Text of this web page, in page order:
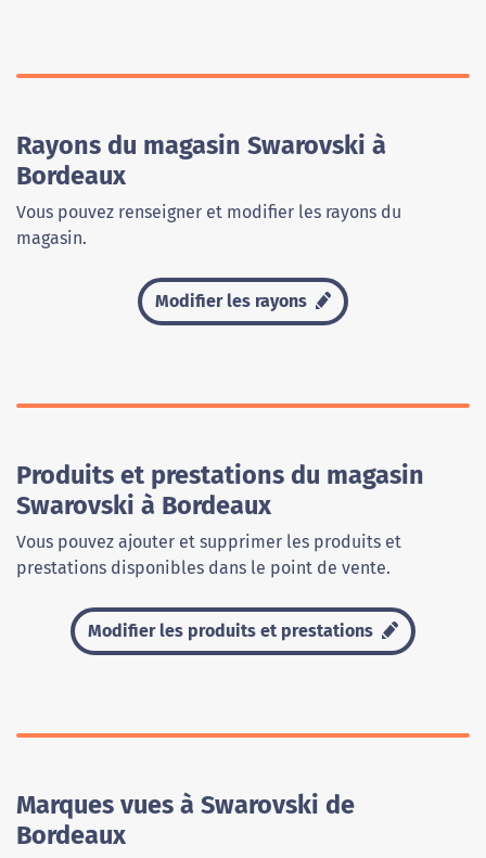
Rayons du magasin Swarovski à
Bordeaux
Vous pouvez renseigner et modifier les rayons du
magasin.
Modifier les rayons
Produits et prestations du magasin
Swarovski à Bordeaux
Vous pouvez ajouter et supprimer les produits et
prestations disponibles dans le point de vente.
Modifier les produits et prestations
Marques vues à Swarovski de
Bordeaux